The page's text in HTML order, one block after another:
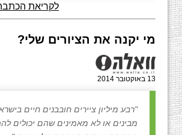
לקריאת
מי יקנה את הציורים שלי?
13 באוקטובר 2014
"רבע מיליון ציירים חובבנים חיים
מבינים או לא מאמינים שהם יכולים